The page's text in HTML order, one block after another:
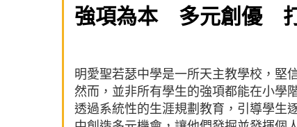
強項為本 多元創優
明愛聖若瑟中學是一所天主教學校，堅
然而，並非所有學生的強項都能在小學
透過系統性的生涯規劃教育，引導學生